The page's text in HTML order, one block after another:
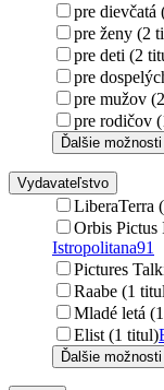
pre dievčatá
pre ženy (2
pre deti (2
pre
pre mužov
pre rodičov
Ďalšie možnosti
Vydavateľstvo
LiberaTerra
Orbis Pictus
Istropolitana91
Pictures
Raabe (1
Mladé letá
Elist (1 titul)
Ďalšie možnosti